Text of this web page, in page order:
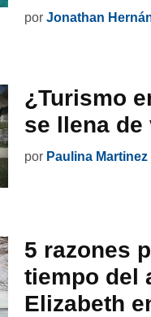
por Jonathan
¿Turismo
se llena
por Paulina Martinez
5 razones
tiempo del
Elizabeth